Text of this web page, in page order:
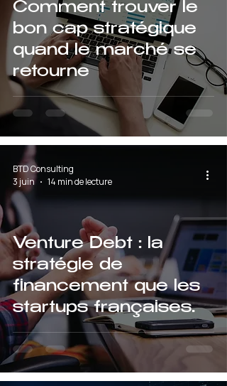
Comment trouver le
bon cap stratégique
quand le marché se
retourne
Venture Debt : la
stratégie de
financement que les
startups françaises
sous-estiment
encore en 2026
BTD Consulting
3 juin
14 min de lecture